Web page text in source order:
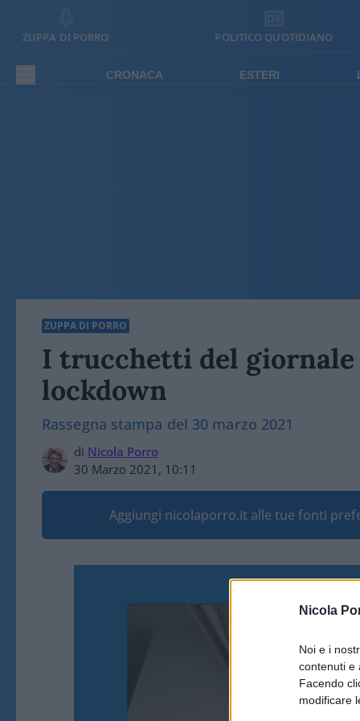
Nicola
Noi e i
contenuti e
Facendo
modificare
ZUPPA DI PORRO POLITICO QUOTIDIANO
CRONACA ESTERI
ZUPPA DI PORRO
I trucchetti del
lockdown
Rassegna stampa del 30 marzo 2021
di Nicola Porro
30 Marzo 2021, 10:11
Aggiungi nicolaporro.it alle tue fonti